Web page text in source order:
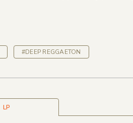
#DEEP REGGAETON
LP